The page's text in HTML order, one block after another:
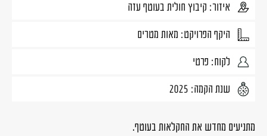
איזור: קיבוץ חולית בעוטף עזה
היקף הפרויקט: מאות מטרים
לקוח: פרטי
שנת הקמה: 2025
מתניעים מחדש את החקלאות בעוטף.